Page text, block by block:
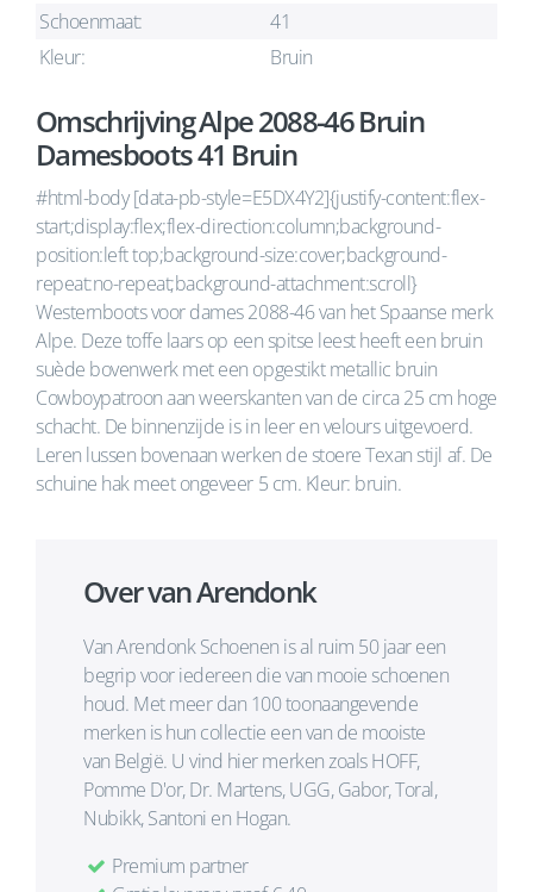
Schoenmaat:
41
Kleur:
Bruin
Omschrijving Alpe 2088-46 Bruin
Damesboots 41 Bruin
#html-body [data-pb-style=E5DX4Y2]{justify-content:flex-
start;display:flex;flex-direction:column;background-
position:left top;background-size:cover;background-
repeat:no-repeat;background-attachment:scroll}
Westernboots voor dames 2088-46 van het Spaanse merk
Alpe. Deze toffe laars op een spitse leest heeft een bruin
suède bovenwerk met een opgestikt metallic bruin
Cowboypatroon aan weerskanten van de circa 25 cm hoge
schacht. De binnenzijde is in leer en velours uitgevoerd.
Leren lussen bovenaan werken de stoere Texan stijl af. De
schuine hak meet ongeveer 5 cm. Kleur: bruin.
Over van Arendonk
Van Arendonk Schoenen is al ruim 50 jaar een
begrip voor iedereen die van mooie schoenen
houd. Met meer dan 100 toonaangevende
merken is hun collectie een van de mooiste
van België. U vind hier merken zoals HOFF,
Pomme D'or, Dr. Martens, UGG, Gabor, Toral,
Nubikk, Santoni en Hogan.
Premium partner